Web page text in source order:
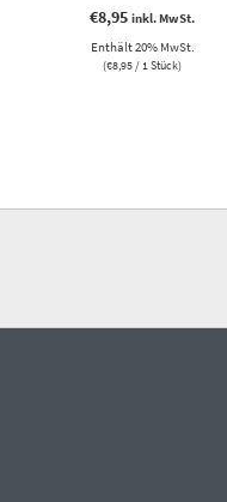
€8,95 inkl. MwSt.
Enthält 20% MwSt.
(€8,95/ 1 Stück)